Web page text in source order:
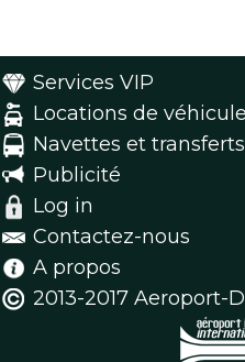
Services VIP
Locations de
Navettes et
Publicité
Log in
Contactez-nous
A propos
2013-2017 Aeroport-